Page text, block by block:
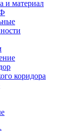
и материал
коридора